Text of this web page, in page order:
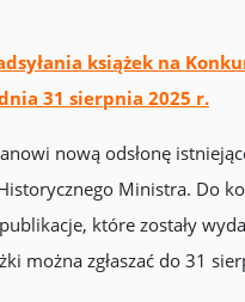
książek na
31 sierpnia 2025 r.
nową odsłonę
Ministra. Do
które zostały
można zgłaszać do 31